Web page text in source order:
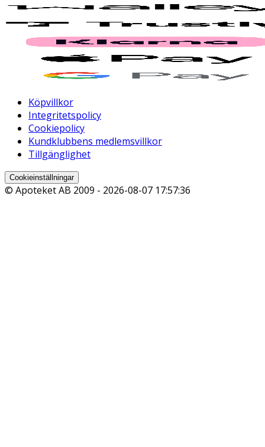
Köpvillkor
Integritetspolicy
Cookiepolicy
Kundklubbens medlemsvillkor
Tillgänglighet
Cookieinställningar
© Apoteket AB 2009 - 2026-08-07 17:57:36